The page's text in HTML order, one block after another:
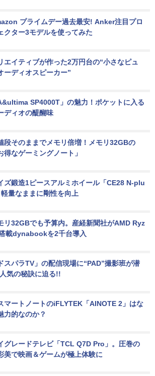
プライムデー過去最安! Anker注目プロ
クター3モデルを使ってみた
エイティブが作った2万円台の“小さなピュ
ーディオスピーカー”
SP4000T」の魅力！ポケットに入る
ディオの醍醐味
段そのままでメモリ倍増！メモリ32GBの
得なゲーミングノート」
ズ鍛造1ピースアルミホイール「CE28 N-plu
量なままに剛性を向上
リ32GBでも予算内。産経新聞社がAMD Ryz
載dynabookを2千台導入
スパラTV」の配信現場に“PAD”撮影班が潜
気の秘訣に迫る!!
マートノートのiFLYTEK「AINOTE 2」はな
力的なのか？
グレードテレビ「TCL Q7D Pro」。圧巻の
美で映画＆ゲームが極上体験に